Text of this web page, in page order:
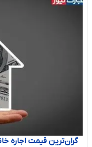
گران‌ترین قیمت اجاره